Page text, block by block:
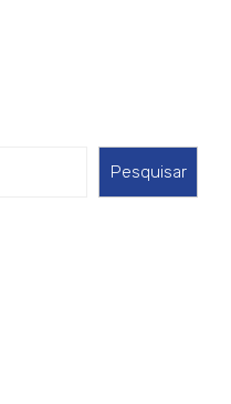
Pesquisar